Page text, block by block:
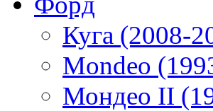
Куга (2008-
Mondeo
Мондео II